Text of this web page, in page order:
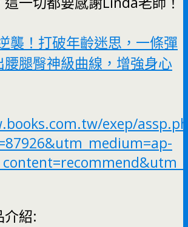
襲！打破年齡迷思，一條彈
腰腿臀神級曲線，增強身心
exep/
介紹: